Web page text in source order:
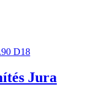
Jura